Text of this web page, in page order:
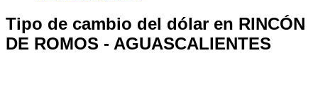
Tipo de cambio del dólar en RINCÓN
DE ROMOS - AGUASCALIENTES